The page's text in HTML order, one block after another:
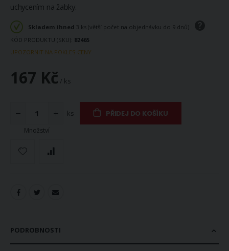
uchycením na žabky.
Skladem ihned 3 ks (větší počet na objednávku do 9 dnů)
KÓD PRODUKTU (SKU) 82465
UPOZORNIT NA POKLES CENY
167 Kč / ks
Množství
ks PŘIDEJ DO KOŠÍKU
PODROBNOSTI